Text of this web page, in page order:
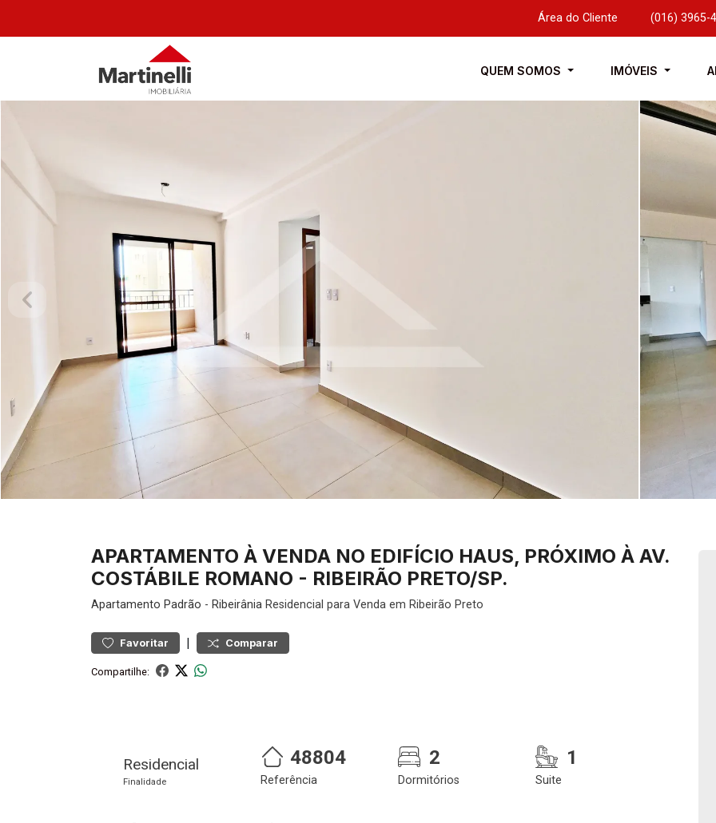
Área do Cliente (016) 3965-
QUEM SOMOS IMÓVEIS
APARTAMENTO À VENDA NO EDIFÍCIO HAUS, PRÓXIMO À AV.
COSTÁBILE ROMANO - RIBEIRÃO PRETO/SP.
Apartamento Padrão - Ribeirânia Residencial para Venda em Ribeirão Preto
Favoritar | Comparar
Compartilhe:
Residencial
Finalidade
48804
Referência
2
Dormitórios
1
Suite